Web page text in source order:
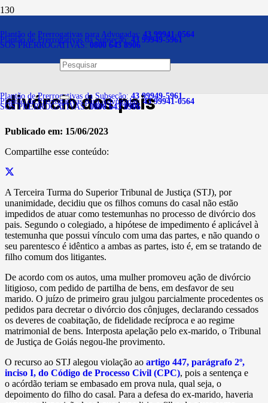
Plantão de Prerrogativas para Advogadas: 43 99941-0564
Plantão de Prerrogativas da Subseção:43 99949-5961
SOS PRERROGATIVAS:0800 643 8906
Plantão de Prerrogativas da Subseção:43 99949-5961
Plantão de Prerrogativas para Advogadas:43 99941-0564
SOS PRERROGATIVAS:0800 643 8906
Filho pode atuar como
testemunha no processo de
divórcio dos pais
Publicado em: 15/06/2023
Compartilhe esse conteúdo:
​A Terceira Turma do Superior Tribunal de Justiça (STJ), por
unanimidade, decidiu que os filhos comuns do casal não estão
impedidos de atuar como testemunhas no processo de divórcio dos
pais. Segundo o colegiado, a hipótese de impedimento é aplicável à
testemunha que possui vínculo com uma das partes, e não quando o
seu parentesco é idêntico a ambas as partes, isto é, em se tratando de
filho comum dos litigantes.
De acordo com os autos, uma mulher promoveu ação de divórcio
litigioso, com pedido de partilha de bens, em desfavor de seu
marido. O juízo de primeiro grau julgou parcialmente procedentes os
pedidos para decretar o divórcio dos cônjuges, declarando cessados
os deveres de coabitação, de fidelidade recíproca e ao regime
matrimonial de bens. Interposta apelação pelo ex-marido, o Tribunal
de Justiça de Goiás negou-lhe provimento.
O recurso ao STJ alegou violação ao artigo 447, parágrafo 2º,
inciso I, do Código de Processo Civil (CPC), pois a sentença e
o acórdão teriam se embasado em prova nula, qual seja, o
depoimento do filho do casal. Para a defesa do ex-marido, haveria